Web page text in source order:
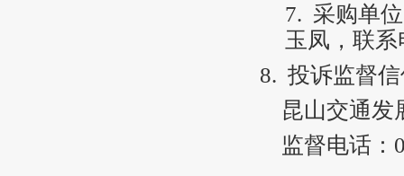
7. 采购单
玉凤，联系
8. 投诉监督
昆山交通
监督电话：